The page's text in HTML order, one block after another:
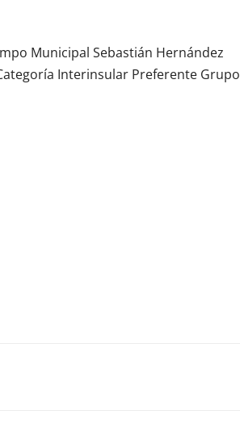
Municipal Sebastián Hernández
Interinsular Preferente Grupo